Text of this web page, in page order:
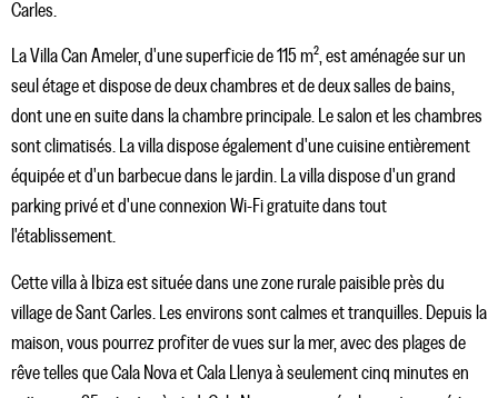
Carles.
La Villa Can Ameler, d'une superficie de 115 m², est aménagée sur un
seul étage et dispose de deux chambres et de deux salles de bains,
dont une en suite dans la chambre principale. Le salon et les chambres
sont climatisés. La villa dispose également d'une cuisine entièrement
équipée et d'un barbecue dans le jardin. La villa dispose d'un grand
parking privé et d'une connexion Wi-Fi gratuite dans tout
l'établissement.
Cette villa à Ibiza est située dans une zone rurale paisible près du
village de Sant Carles. Les environs sont calmes et tranquilles. Depuis la
maison, vous pourrez profiter de vues sur la mer, avec des plages de
rêve telles que Cala Nova et Cala Llenya à seulement cinq minutes en